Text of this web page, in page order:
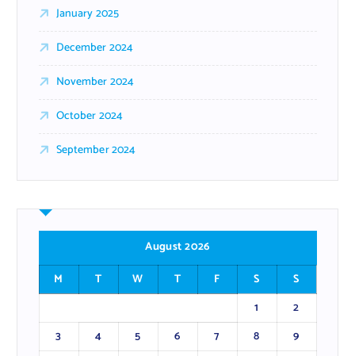
January 2025
December 2024
November 2024
October 2024
September 2024
August 2026
M
T W T F S
S
1
2
3
4 5 6 7 8
9